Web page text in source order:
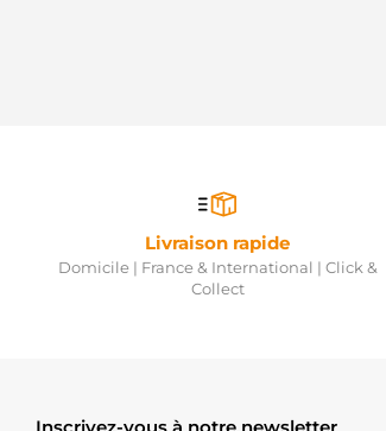
Livraison rapide
Domicile | France & International | Click &
Collect